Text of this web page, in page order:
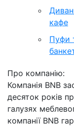
кафе
Пуфи
Про компанію:
Компанія BNB
десяток років
галузях
компанії BNB